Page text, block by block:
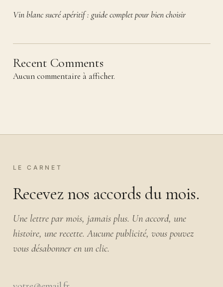
Vin blanc sucré apéritif : guide complet pour bien choisir
Recent Comments
Aucun commentaire à afficher.
LE CARNET
Recevez nos accords du mois.
Une lettre par mois, jamais plus. Un accord, une
histoire, une recette. Aucune publicité, vous pouvez
vous désabonner en un clic.